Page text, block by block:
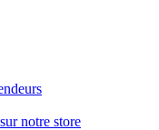
notre store